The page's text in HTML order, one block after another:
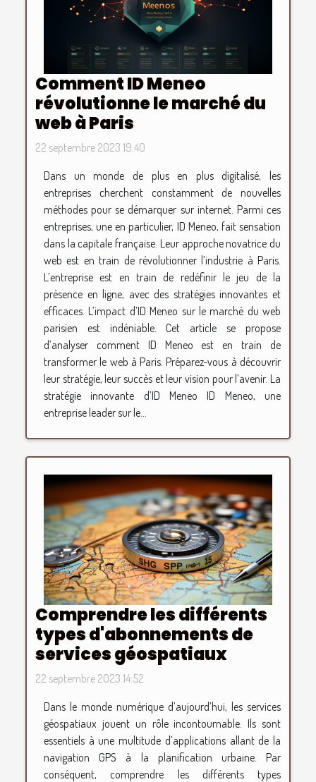
Comment ID Meneo
révolutionne le marché du
web à Paris
22 septembre 2023 19:40
Dans un monde de plus en plus digitalisé, les
entreprises cherchent constamment de nouvelles
méthodes pour se démarquer sur internet. Parmi ces
entreprises, une en particulier, ID Meneo, fait sensation
dans la capitale française. Leur approche novatrice du
web est en train de révolutionner l’industrie à Paris.
L’entreprise est en train de redéfinir le jeu de la
présence en ligne, avec des stratégies innovantes et
efficaces. L’impact d’ID Meneo sur le marché du web
parisien est indéniable. Cet article se propose
d’analyser comment ID Meneo est en train de
transformer le web à Paris. Préparez-vous à découvrir
leur stratégie, leur succès et leur vision pour l’avenir. La
stratégie innovante d’ID Meneo ID Meneo, une
entreprise leader sur le...
Comprendre les différents
types d'abonnements de
services géospatiaux
22 septembre 2023 14:52
Dans le monde numérique d’aujourd’hui, les services
géospatiaux jouent un rôle incontournable. Ils sont
essentiels à une multitude d’applications allant de la
navigation GPS à la planification urbaine. Par
conséquent, comprendre les différents types